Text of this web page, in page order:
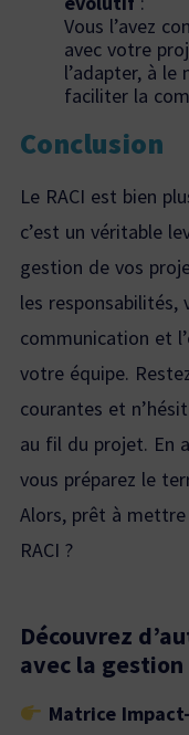
Vous l’avez
avec votre
l’adapter, à
faciliter la
Conclusion
Le RACI est bien
c’est un véritable
gestion de vos
les responsabilités,
communication et
votre équipe.
courantes et
au fil du projet. En
vous préparez le
Alors, prêt à
RACI ?
Découvrez
avec la
Matrice